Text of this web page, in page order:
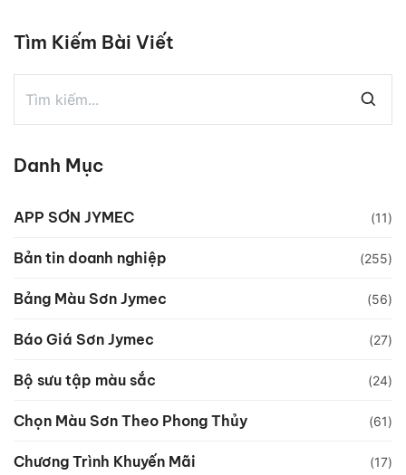
Tìm Kiếm Bài Viết
Danh Mục
APP SƠN JYMEC (11)
Bản tin doanh nghiệp (255)
Bảng Màu Sơn Jymec (56)
Báo Giá Sơn Jymec (27)
Bộ sưu tập màu sắc (24)
Chọn Màu Sơn Theo Phong Thủy (61)
Chương Trình Khuyến Mãi (17)